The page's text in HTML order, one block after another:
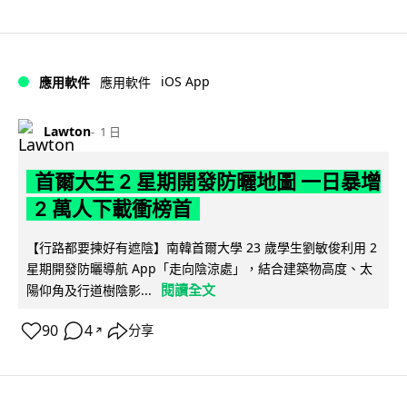
應用軟件 應用軟件 iOS App
Lawton 1 日
首爾大生 2 星期開發防曬地圖 一日暴增
2 萬人下載衝榜首
【行路都要揀好有遮陰】南韓首爾大學 23 歲學生劉敏俊利用 2
星期開發防曬導航 App「走向陰涼處」，結合建築物高度、太
陽仰角及行道樹陰影...
閱讀全文
90 4 ↗ 分享